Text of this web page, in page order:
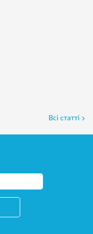
Всі статті